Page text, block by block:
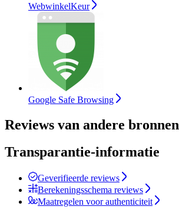
WebwinkelKeur
Google Safe Browsing
Reviews van andere bronnen
Transparantie-informatie
Geverifieerde reviews
Berekeningsschema reviews
Maatregelen voor authenticiteit